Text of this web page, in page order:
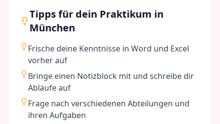
Tipps für dein Praktikum in
München
Frische deine Kenntnisse in Word und Excel
vorher auf
Bringe einen Notizblock mit und schreibe dir
Abläufe auf
Frage nach verschiedenen Abteilungen und
ihren Aufgaben